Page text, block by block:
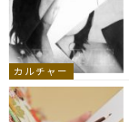
カルチャー